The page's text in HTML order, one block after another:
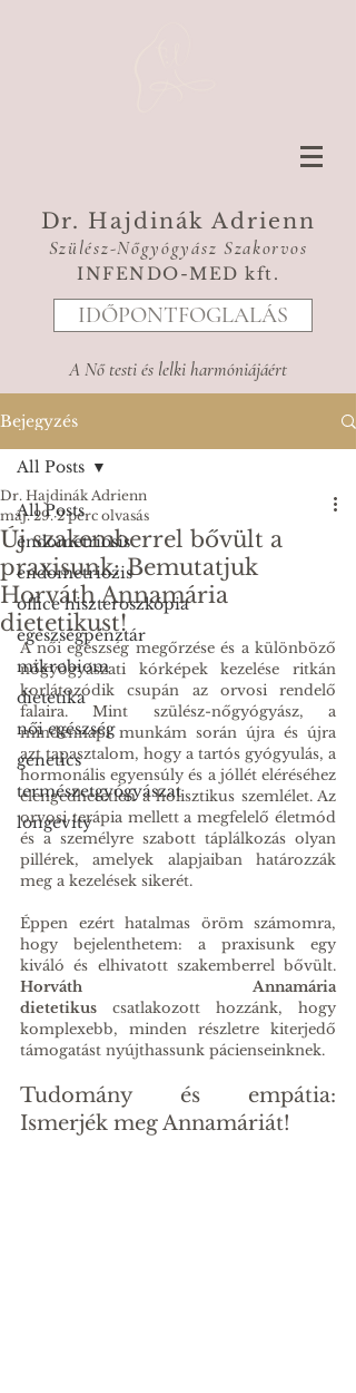
Dr. Hajdinák Adrienn
Szülész-Nőgyógyász Szakorvos
INFENDO-MED kft.
IDŐPONTFOGLALÁS
A Nő testi és lelki harmóniájáért
Bejegyzés
All Posts
endometriosis
endometriozis
office hiszteroszkópia
egészségpénztár
mikrobiom
dietetika
női egészség
genetics
természetgyógyászat
longevity
All Posts
Új szakemberrel bővült a
praxisunk: Bemutatjuk
Horváth Annamária
dietetikust!
Dr. Hajdinák Adrienn
máj. 29. 2 perc olvasás
A női egészség megőrzése és a különböző
nőgyógyászati kórképek kezelése ritkán
korlátozódik csupán az orvosi rendelő
falaira. Mint szülész-nőgyógyász, a
mindennapi munkám során újra és újra
azt tapasztalom, hogy a tartós gyógyulás, a
hormonális egyensúly és a jóllét eléréséhez
elengedhetetlen a holisztikus szemlélet. Az
orvosi terápia mellett a megfelelő életmód
és a személyre szabott táplálkozás olyan
pillérek, amelyek alapjaiban határozzák
meg a kezelések sikerét.
Éppen ezért hatalmas öröm számomra,
hogy bejelenthetem: a praxisunk egy
Horváth Annamária
dietetikus csatlakozott hozzánk, hogy
komplexebb, minden részletre kiterjedő
támogatást nyújthassunk pácienseinknek.
Tudomány és empátia:
Ismerjék meg Annamáriát!